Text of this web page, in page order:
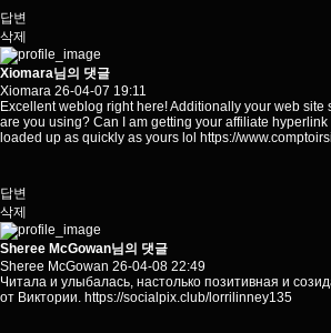
답변
삭제
Xiomara님의 댓글
Xiomara 26-04-07 19:11
Excellent weblog right here! Additionally your web site
are you using? Can I am getting your affiliate
loaded up as quickly as yours lol https://
답변
삭제
Sheree McGowan님의 댓글
Sheree McGowan 26-04-08 22:49
Читала и улыбалась, настолько позитивная и
от Виктории. https://socialpix.club/lorrilinney135